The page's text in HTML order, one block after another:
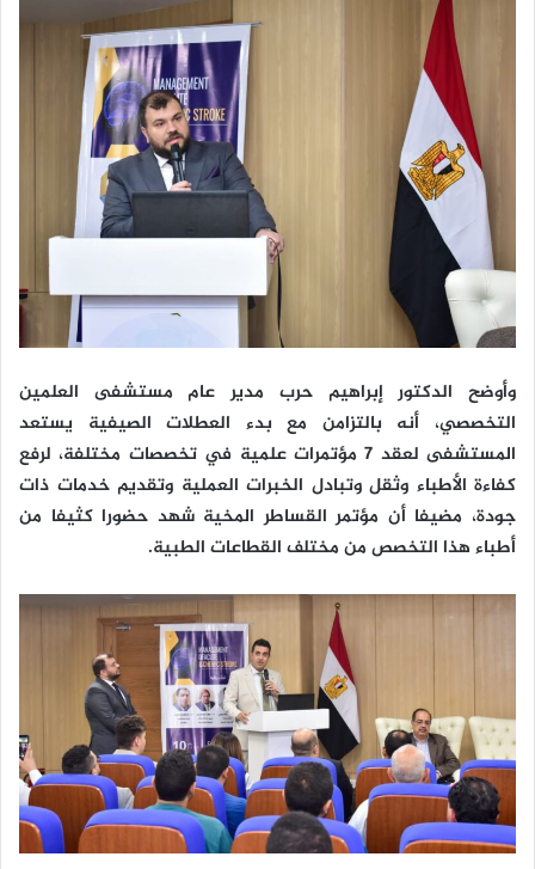
وأوضح الدكتور إبراهيم حرب مدير عام مستشفى العلمين
التخصصي، أنه بالتزامن مع بدء العطلات الصيفية يستعد
المستشفى لعقد 7 مؤتمرات علمية في تخصصات مختلفة، لرفع
كفاءة الأطباء وثقل وتبادل الخبرات العملية وتقديم خدمات ذات
جودة، مضيفا أن مؤتمر القساطر المخية شهد حضورا كثيفا من
أطباء هذا التخصص من مختلف القطاعات الطبية.